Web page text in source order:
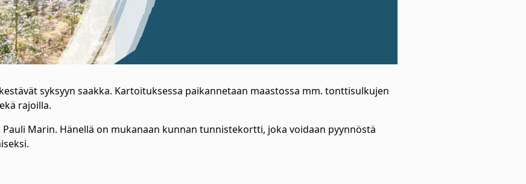
syksyyn saakka. Kartoituksessa paikannetaan maastossa mm. tonttisulkujen
rajoilla.
Marin. Hänellä on mukanaan kunnan tunnistekortti, joka voidaan pyynnöstä